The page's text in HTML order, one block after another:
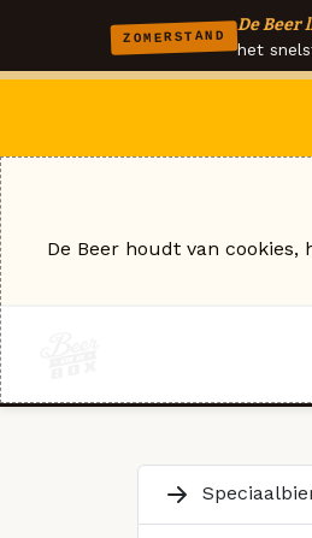
ZOMERSTAND
De Beer
het
De Beer houdt van